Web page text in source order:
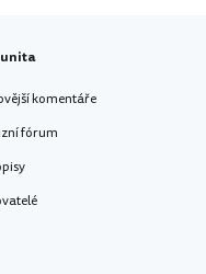
komentáře
fórum